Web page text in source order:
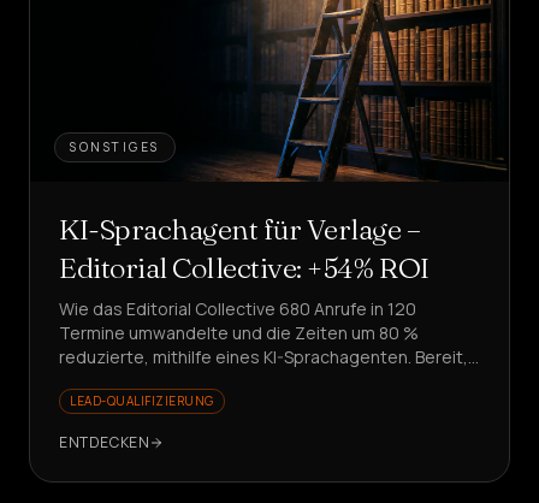
SONSTIGES
KI-Sprachagent für Verlage –
Editorial Collective: +54% ROI
Wie das Editorial Collective 680 Anrufe in 120
Termine umwandelte und die Zeiten um 80 %
reduzierte, mithilfe eines KI-Sprachagenten. Bereit,
LEAD-QUALIFIZIERUNG
ENTDECKEN